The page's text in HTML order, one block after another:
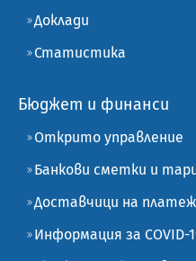
Доклади
Статистика
Бюджет и финанси
Открито управление
Банкови сметки и
Доставчици на
Информация за COVID-